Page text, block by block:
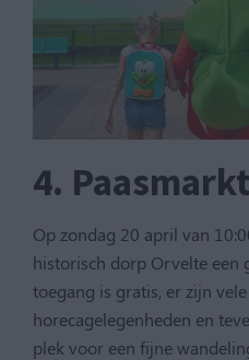
4.
Op zondag 20 april van
historisch dorp Orvelte een
toegang is gratis, er zijn
horecagelegenheden en
plek voor een fijne